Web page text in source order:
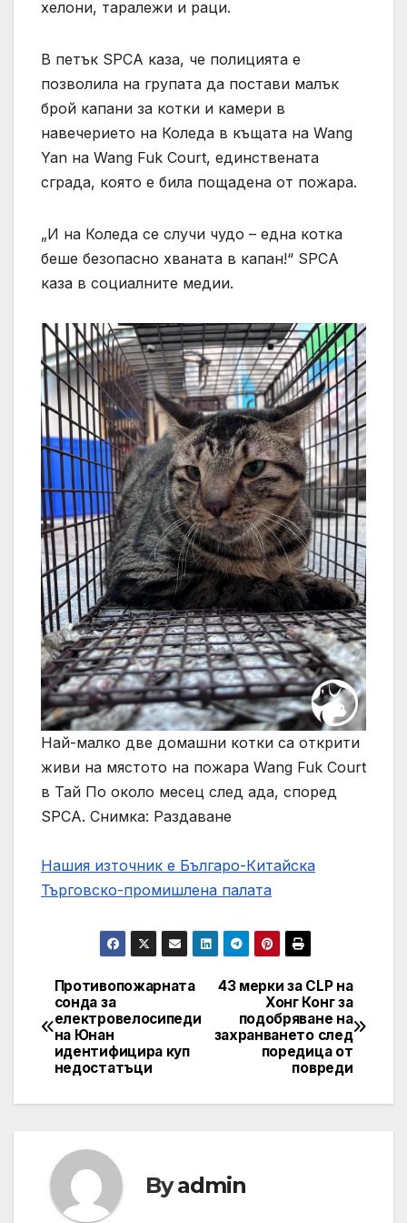
хелони, таралежи и раци.
В петък SPCA каза, че полицията е
позволила на групата да постави малък
брой капани за котки и камери в
навечерието на Коледа в къщата на Wang
Yan на Wang Fuk Court, единствената
сграда, която е била пощадена от пожара.
„И на Коледа се случи чудо – една котка
беше безопасно хваната в капан!“ SPCA
каза в социалните медии.
Най-малко две домашни котки са открити
живи на мястото на пожара Wang Fuk Court
в Тай По около месец след ада, според
SPCA. Снимка: Раздаване
Нашия източник е Българо-Китайска
Търговско-промишлена палaта
Post
navigation
43 мерки за CLP на
Хонг Конг за
подобряване на
захранването след
поредица от
повреди
Противопожарната
сонда за
електровелосипеди
на Юнан
идентифицира куп
недостатъци
Byadmin